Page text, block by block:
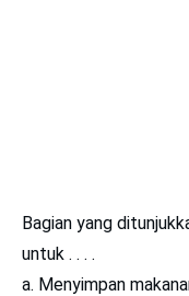
Bagian yang
untuk . . . .
a. Menyimpan